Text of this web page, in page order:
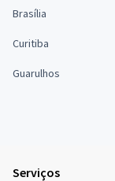
Brasília
Curitiba
Guarulhos
Serviços